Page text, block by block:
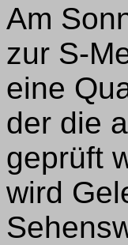
Am
zur S-
eine
der die
geprüft
wird